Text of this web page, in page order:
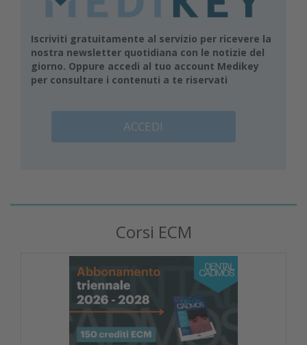
Iscriviti gratuitamente al servizio per ricevere la
nostra newsletter quotidiana con le notizie del
giorno. Oppure accedi al tuo account Medikey
per consultare i contenuti a te riservati
ACCEDI
Corsi ECM